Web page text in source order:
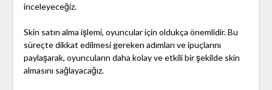
inceleyeceğiz.
Skin satın alma işlemi, oyuncular için oldukça önemlidir. Bu
süreçte dikkat edilmesi gereken adımları ve ipuçlarını
paylaşarak, oyuncuların daha kolay ve etkili bir şekilde skin
almasını sağlayacağız.